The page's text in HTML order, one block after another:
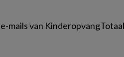
mails van